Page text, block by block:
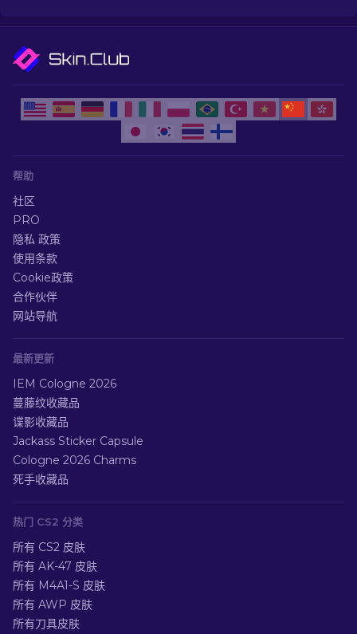
帮助
社区
PRO
隐私 政策
使用条款
Cookie政策
合作伙伴
网站导航
最新更新
IEM Cologne 2026
蔓藤纹收藏品
谍影收藏品
Jackass Sticker Capsule
Cologne 2026 Charms
死手收藏品
热门 CS2 分类
所有 CS2 皮肤
所有 AK-47 皮肤
所有 M4A1-S 皮肤
所有 AWP 皮肤
所有刀具皮肤